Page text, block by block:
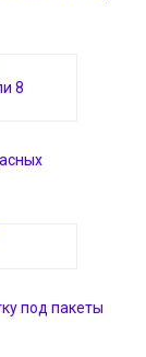
под пакеты